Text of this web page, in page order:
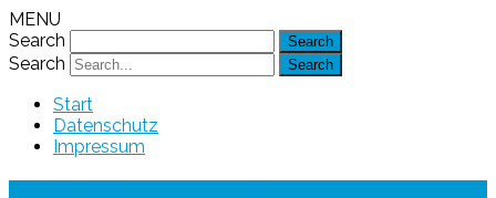
MENU
Search
Search
Start
Datenschutz
Impressum